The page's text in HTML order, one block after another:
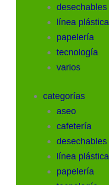
desechables
línea plástica
papelería
tecnología
varios
categorías
aseo
cafetería
desechables
línea plástica
papelería